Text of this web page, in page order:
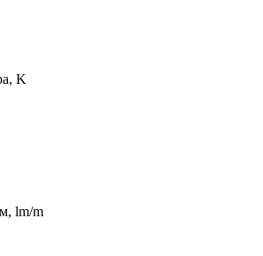
K
lm/m